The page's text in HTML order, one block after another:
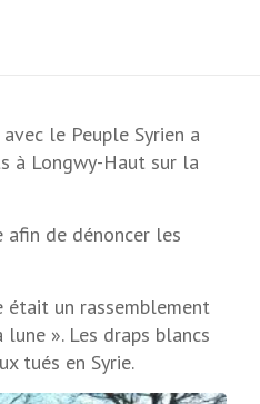
le Peuple Syrien a
à Longwy-Haut sur la
afin de dénoncer les
était un rassemblement
». Les draps blancs
tués en Syrie.